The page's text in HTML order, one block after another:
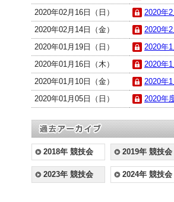
2020年02月16日（日）
2020年
2020年02月14日（金）
2020年
2020年01月19日（日）
2020年
2020年01月16日（木）
2020年
2020年01月10日（金）
2020年
2020年01月05日（日）
2020年
2018年 競技会 2019年 競技会
2023年 競技会 2024年 競技会